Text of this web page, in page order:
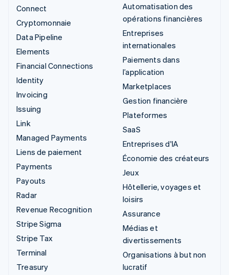
Connect
Cryptomonnaie
Data Pipeline
Elements
Financial Connections
Identity
Invoicing
Issuing
Link
Managed Payments
Liens de paiement
Payments
Payouts
Radar
Revenue Recognition
Stripe Sigma
Stripe Tax
Terminal
Treasury
Automatisation des
opérations financières
Entreprises
internationales
Paiements dans
l’application
Marketplaces
Gestion financière
Plateformes
SaaS
Entreprises d'IA
Économie des créateurs
Jeux
Hôtellerie, voyages et
loisirs
Assurance
Médias et
divertissements
Organisations à but non
lucratif